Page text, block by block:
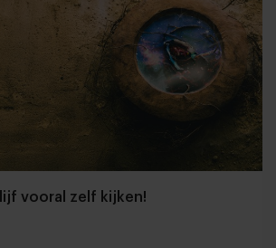
vooral zelf kijken!